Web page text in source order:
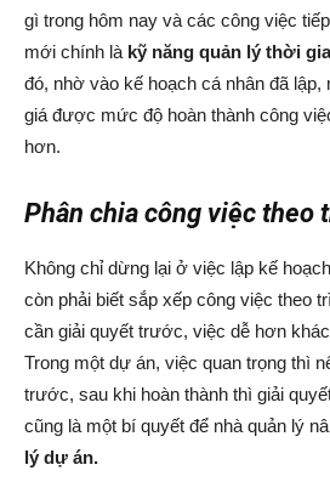
gì trong hôm nay và các công việc
mới chính là kỹ năng quản lý thời
đó, nhờ vào kế hoạch cá nhân đã lập,
giá được mức độ hoàn thành công
hơn.
Phân chia công việc theo
Không chỉ dừng lại ở việc lập kế
còn phải biết sắp xếp công việc theo
cần giải quyết trước, việc dễ hơn
Trong một dự án, việc quan trọng thì
trước, sau khi hoàn thành thì giải
cũng là một bí quyết để nhà quản lý
lý dự án.